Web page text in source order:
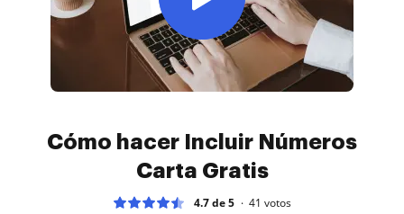
Cómo hacer Incluir Números
Carta Gratis
4.7 de 5 41 votos